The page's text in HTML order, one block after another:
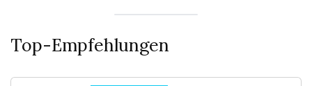
Top-Empfehlungen